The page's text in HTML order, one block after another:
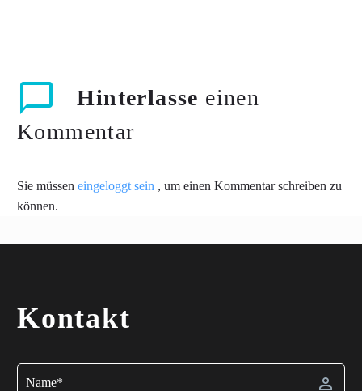
Hinterlasse einen
Kommentar
Sie müssen eingeloggt sein , um einen Kommentar schreiben zu
können.
Kontakt